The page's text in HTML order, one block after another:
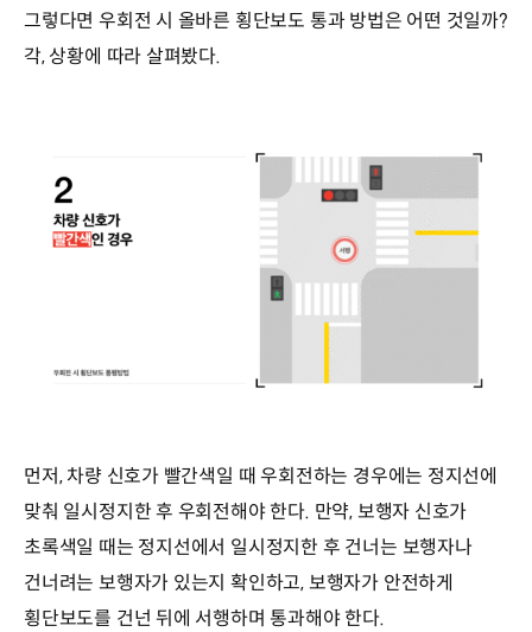
그렇다면 우회전 시 올바른 횡단보도 통과 방법은 어떤 것일까?
각, 상황에 따라 살펴봤다.
먼저, 차량 신호가 빨간색일 때 우회전하는 경우에는 정지선에
맞춰 일시정지한 후 우회전해야 한다. 만약, 보행자 신호가
초록색일 때는 정지선에서 일시정지한 후 건너는 보행자나
건너려는 보행자가 있는지 확인하고, 보행자가 안전하게
횡단보도를 건넌 뒤에 서행하며 통과해야 한다.